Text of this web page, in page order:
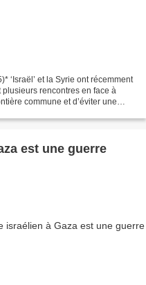
‘Israël’ et la Syrie ont récemment
rencontres en face à
commune et d’éviter une
est une guerre